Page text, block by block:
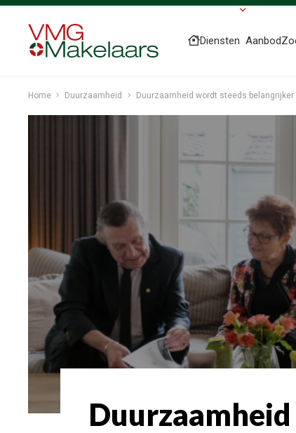
Diensten Aanbod
Home Duurzaamheid Duurzaamheid wordt steeds
Duurzaamheid